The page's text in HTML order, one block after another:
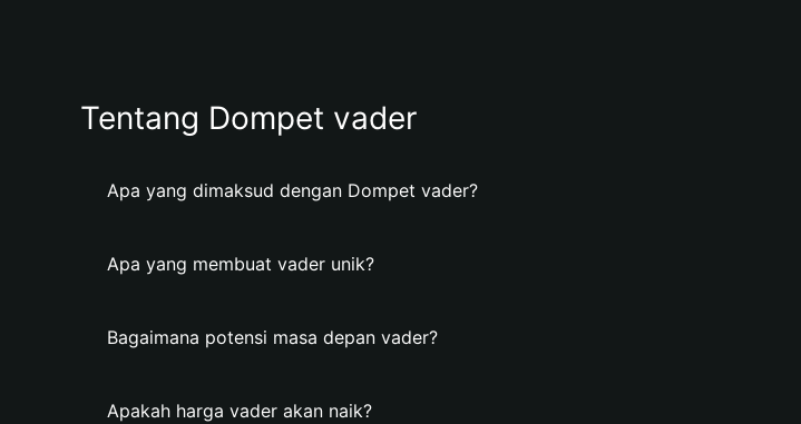
Tentang Dompet vader
Apa yang dimaksud dengan Dompet vader?
Apa yang membuat vader unik?
Bagaimana potensi masa depan vader?
Apakah harga vader akan naik?